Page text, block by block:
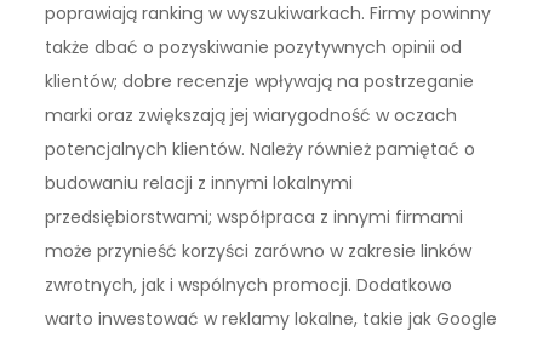
poprawiają ranking w wyszukiwarkach. Firmy powinny
także dbać o pozyskiwanie pozytywnych opinii od
klientów; dobre recenzje wpływają na postrzeganie
marki oraz zwiększają jej wiarygodność w oczach
potencjalnych klientów. Należy również pamiętać o
budowaniu relacji z innymi lokalnymi
przedsiębiorstwami; współpraca z innymi firmami
może przynieść korzyści zarówno w zakresie linków
zwrotnych, jak i wspólnych promocji. Dodatkowo
warto inwestować w reklamy lokalne, takie jak Google